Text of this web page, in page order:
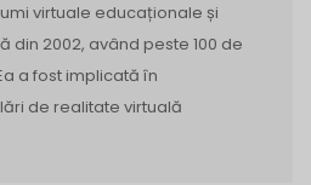
virtuale educaționale și
din 2002, având peste 100 de
a fost implicată în
de realitate virtuală